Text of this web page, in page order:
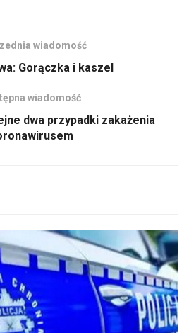
wiadomość
Gorączka i kaszel
wiadomość
dwa przypadki zakażenia